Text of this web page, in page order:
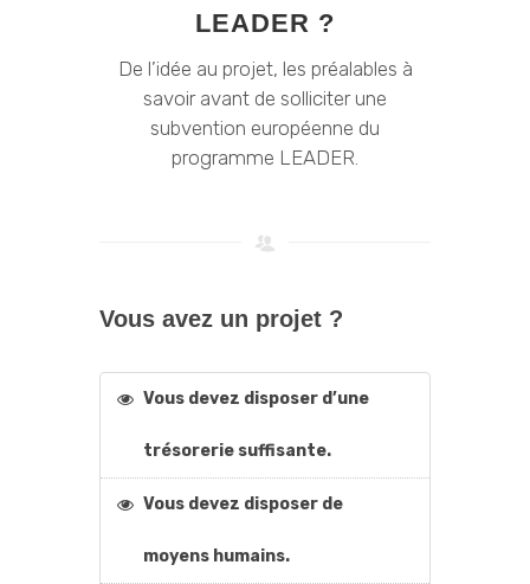
LEADER ?
De l’idée au projet, les préalables à
savoir avant de solliciter une
subvention européenne du
programme LEADER.
Vous avez un projet ?
Vous devez disposer d’une
trésorerie suffisante.
Vous devez disposer de
moyens humains.